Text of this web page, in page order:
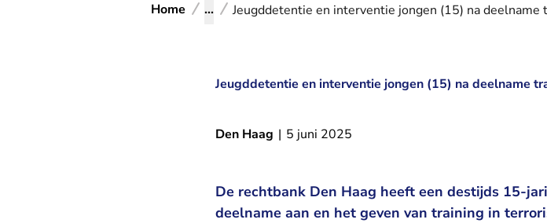
Home ... Jeugddetentie en interventie jongen (15) na
Jeugddetentie en interventie jongen (15) na deelname
Den Haag | 5 juni 2025
De rechtbank Den Haag heeft een destijds 15-
deelname aan en het geven van training in